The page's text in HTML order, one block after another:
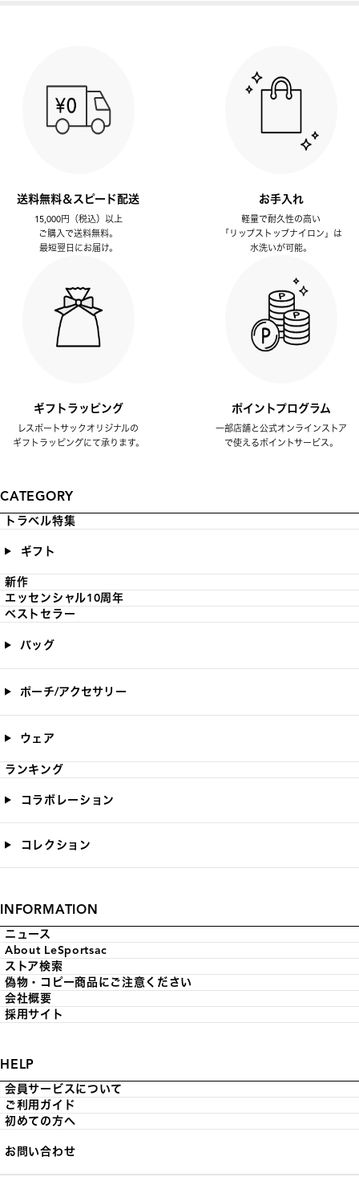
送料無料＆スピード配送
15,000円（税込）以上
ご購入で送料無料。
最短翌日にお届け。
お手入れ
軽量で耐久性の高い
「リップストップナイロン」は
水洗いが可能。
ギフトラッピング
レスポートサックオリジナルの
ギフトラッピングにて承ります。
ポイントプログラム
一部店舗と公式オンラインストア
で使えるポイントサービス。
CATEGORY
トラベル特集
ギフト
新作
エッセンシャル10周年
ベストセラー
バッグ
ポーチ/アクセサリー
ウェア
ランキング
コラボレーション
コレクション
INFORMATION
ニュース
About LeSportsac
ストア検索
偽物・コピー商品にご注意ください
会社概要
採用サイト
HELP
会員サービスについて
ご利用ガイド
初めての方へ
お問い合わせ